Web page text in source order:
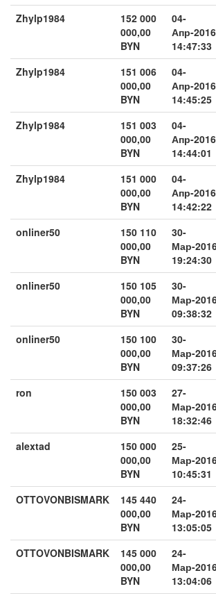
Zhylp1984
152 000
000,00
BYN
04-
Апр-2016
14:47:33
Zhylp1984
151 006
000,00
BYN
04-
Апр-2016
14:45:25
Zhylp1984
151 003
000,00
BYN
04-
Апр-2016
14:44:01
Zhylp1984
151 000
000,00
BYN
04-
Апр-2016
14:42:22
onliner50
150 110
000,00
BYN
30-
Мар-
19:24:30
onliner50
150 105
000,00
BYN
30-
Мар-
09:38:32
onliner50
150 100
000,00
BYN
30-
Мар-
09:37:26
ron
150 003
000,00
BYN
27-
Мар-
18:32:46
alextad
150 000
000,00
BYN
25-
Мар-
10:45:31
OTTOVONBISMARK
145 440
000,00
BYN
24-
Мар-
13:05:05
OTTOVONBISMARK
145 000
000,00
BYN
24-
Мар-
13:04:06